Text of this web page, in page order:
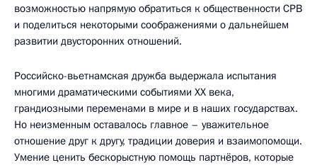
возможностью напрямую обратиться к общественности СРВ
и поделиться некоторыми соображениями о дальнейшем
развитии двусторонних отношений.
Российско-вьетнамская дружба выдержала испытания
многими драматическими событиями ХХ века,
грандиозными переменами в мире и в наших государствах.
Но неизменным оставалось главное – уважительное
отношение друг к другу, традиции доверия и взаимопомощи.
Умение ценить бескорыстную помощь партнёров, которые